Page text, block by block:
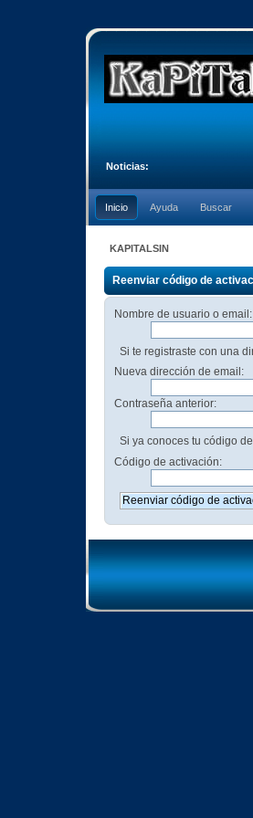
Noticias:
Inicio Ayuda Buscar
KAPITALSIN
Reenviar código de
Nombre de usuario o email:
Si te registraste con una
Nueva dirección de email:
Contraseña anterior:
Si ya conoces tu código
Código de activación: